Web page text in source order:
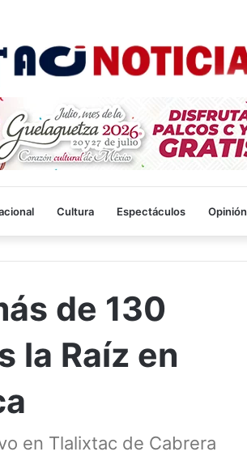
Cultura Espectáculos Opinión
de 130
la Raíz en
en Tlalixtac de Cabrera